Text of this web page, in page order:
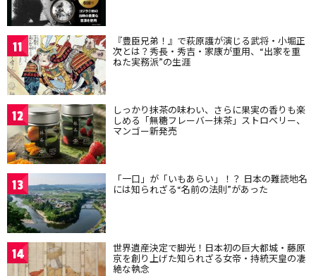
11 『豊臣兄弟！』で萩原護が演じる武将・小堀正
次とは？秀長・秀吉・家康が重用、“出家を重
ねた実務派”の生涯
12 しっかり抹茶の味わい、さらに果実の香りも楽
しめる「無糖フレーバー抹茶」ストロベリー、
マンゴー新発売
13 「一口」が「いもあらい」！？ 日本の難読地名
には知られざる“名前の法則”があった
14 世界遺産決定で脚光！日本初の巨大都城・藤原
京を創り上げた知られざる女帝・持統天皇の凄
絶な執念